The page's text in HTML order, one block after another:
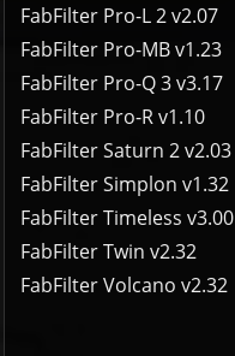
FabFilter Pro-L 2 v2.07
FabFilter Pro-MB v1.23
FabFilter Pro-Q 3 v3.17
FabFilter Pro-R v1.10
FabFilter Saturn 2 v2.03
FabFilter Simplon v1.32
FabFilter Timeless v3.00
FabFilter Twin v2.32
FabFilter Volcano v2.32